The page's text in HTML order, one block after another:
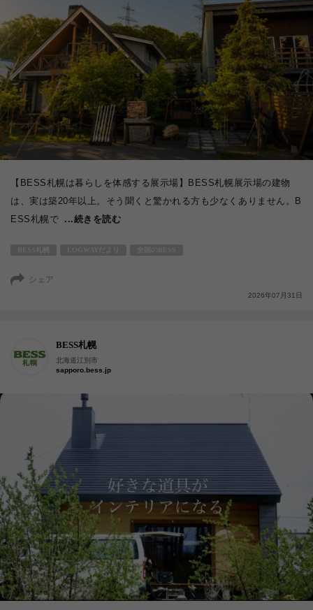
【BESS札幌は暮らしを体感する展示場】BESS札幌展示場の建物
は、実は築20年以上。そう聞くと驚かれる方も少なくありません。B
ESS札幌で ...続きを読む
シェア
2026年07月31日
BESS札幌
北海道江別市
sapporo.bess.jp